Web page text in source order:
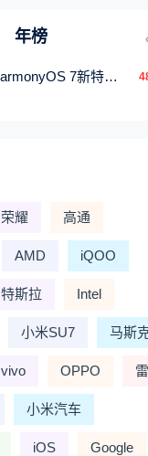
年榜
HDD西安站聚焦HarmonyOS 7新特性，解锁从互联到智能的应用开发新范式
荣耀 高通
AMD iQOO
特斯拉 Intel
小米SU7 马斯
vivo OPPO
小米汽车
iOS Google